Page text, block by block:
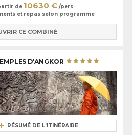
de 10630 €/pers
et repas selon programme
CE COMBINÉ
D'ANGKOR
RÉSUMÉ DE L’ITINÉRAIRE